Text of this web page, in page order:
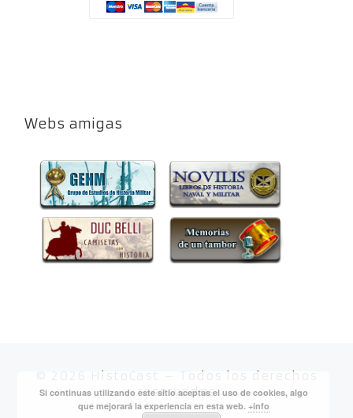
Webs amigas
HistoCast
– Todos los derechos
reservados
Si continuas utilizando este sitio aceptas el uso de cookies, algo
que mejorará la experiencia en esta web. +info